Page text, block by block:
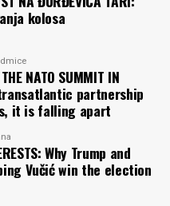
kolosa
NATO SUMMIT IN
transatlantic partnership
it is falling apart
Why Trump and
Vučić win the election